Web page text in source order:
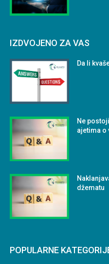
IZDVOJENO ZA VAS
Da li
Ne
ajetima o
džematu
POPULARNE